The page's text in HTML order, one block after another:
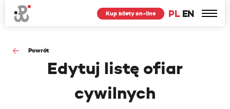
PL EN
Kup bilety on-line
Powrót
Edytuj listę ofiar
cywilnych